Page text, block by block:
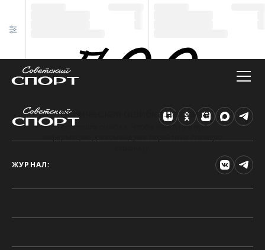
Техническая ошибка на сайте
Произошла ошибка. Чтобы найти нужную
ЖУРНАЛ: